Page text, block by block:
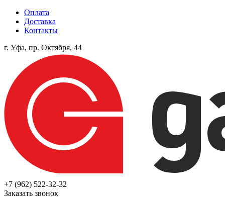
Оплата
Доставка
Контакты
г. Уфа, пр. Октября, 44
+7 (962) 522-32-32
Заказать звонок